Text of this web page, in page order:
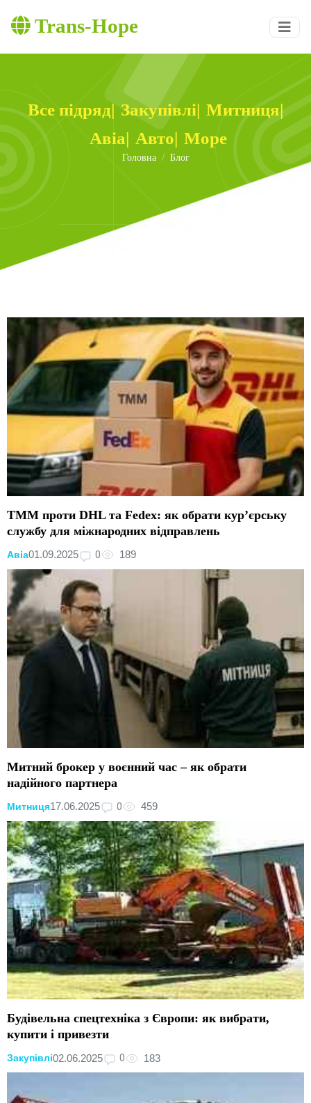
Trans-Hope
Все підряд| Закупівлі| Митниця|
Авіа| Авто| Море
Головна Блог
ТММ проти DHL та Fedex: як обрати кур’єрську
службу для міжнародних відправлень
Авіа01.09.2025 0 189
Митний брокер у воєнний час – як обрати
надійного партнера
Митниця17.06.2025 0 459
Будівельна спецтехніка з Європи: як вибрати,
купити і привезти
Закупівлі02.06.2025 0 183